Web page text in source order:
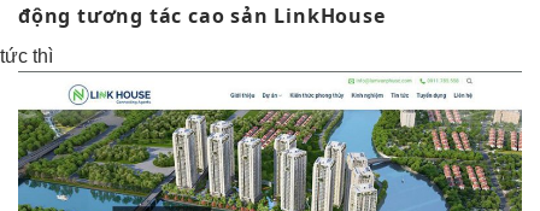
động tương tác cao sản LinkHouse
tức thì